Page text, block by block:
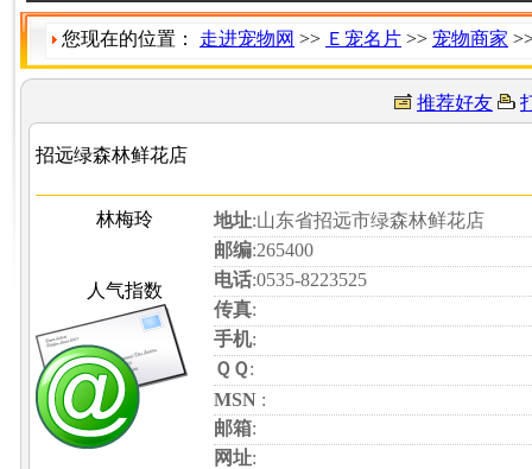
您现在的位置： 走进宠物网 >> Ｅ宠名片 >> 宠物商家
推荐好友
招远绿森林鲜花店
林梅玲
人气指数
地址:山东省招远市绿森林鲜花店
邮编:265400
电话:0535-8223525
传真:
手机:
ＱＱ:
MSN :
邮箱:
网址: